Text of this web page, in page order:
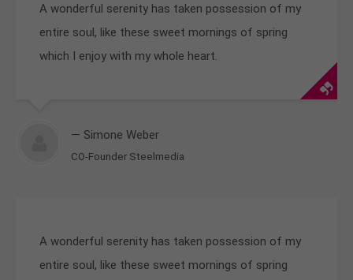
A wonderful serenity has taken possession of my
entire soul, like these sweet mornings of spring
which I enjoy with my whole heart.
— Simone Weber
CO-Founder Steelmedia
A wonderful serenity has taken possession of my
entire soul, like these sweet mornings of spring